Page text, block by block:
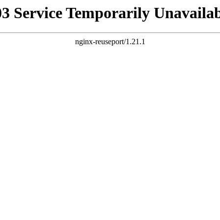
Service Temporarily
nginx-reuseport/1.21.1